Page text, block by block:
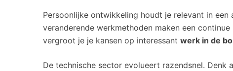
Persoonlijke ontwikkeling houdt je relevant in
veranderende werkmethoden maken een
vergroot je je kansen op interessant werk in de
De technische sector evolueert razendsnel. Denk